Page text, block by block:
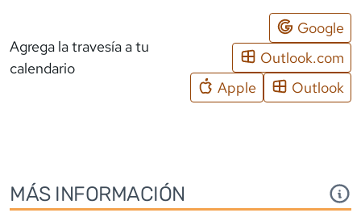
Agrega la travesía a tu
calendario
Google
Outlook.com
Apple
Outlook
MÁS INFORMACIÓN